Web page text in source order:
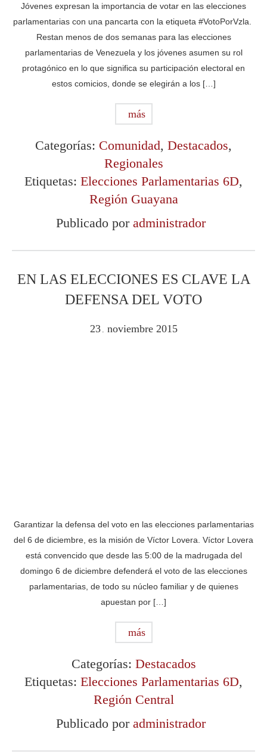
Jóvenes expresan la importancia de votar en las elecciones
parlamentarias con una pancarta con la etiqueta #VotoPorVzla.
Restan menos de dos semanas para las elecciones
parlamentarias de Venezuela y los jóvenes asumen su rol
protagónico en lo que significa su participación electoral en
estos comicios, donde se elegirán a los […]
más
Categorías: Comunidad, Destacados,
Regionales
Etiquetas: Elecciones Parlamentarias 6D,
Región Guayana
Publicado por administrador
EN LAS ELECCIONES ES CLAVE LA
DEFENSA DEL VOTO
23 noviembre 2015
Garantizar la defensa del voto en las elecciones parlamentarias
del 6 de diciembre, es la misión de Víctor Lovera. Víctor Lovera
está convencido que desde las 5:00 de la madrugada del
domingo 6 de diciembre defenderá el voto de las elecciones
parlamentarias, de todo su núcleo familiar y de quienes
apuestan por […]
más
Categorías: Destacados
Etiquetas: Elecciones Parlamentarias 6D,
Región Central
Publicado por administrador